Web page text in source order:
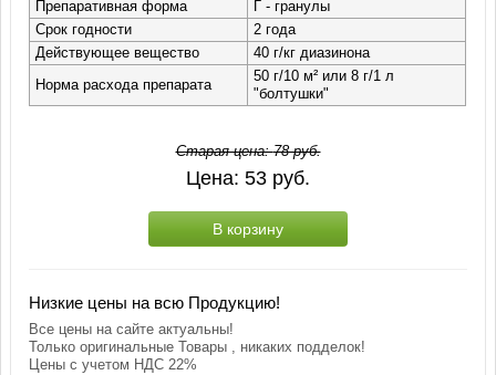
Препаративная форма
Г - гранулы
Срок годности
2 года
Действующее вещество
40 г/кг диазинона
Норма расхода препарата
50 г/10 м² или 8 г/1 л
"болтушки"
Старая цена:78руб.
Цена: 53 руб.
В корзину
Низкие цены на всю Продукцию!
Все цены на сайте актуальны!
Только оригинальные Товары , никаких подделок!
Цены с учетом НДС 22%